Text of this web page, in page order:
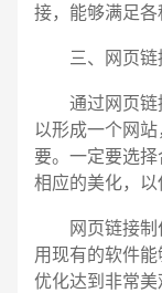
接，能够满足各
三、网页链
通过网页链接
以形成一个网
要。一定要选
相应的美化，以
网页链接制作
用现有的软件
优化达到非常